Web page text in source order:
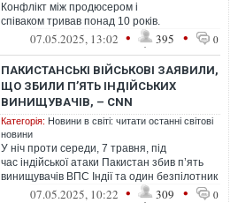
Конфлікт між продюсером і
співаком тривав понад 10 років.
07.05.2025, 13:02 • 395 • 0
ПАКИСТАНСЬКІ ВІЙСЬКОВІ ЗАЯВИЛИ,
ЩО ЗБИЛИ П’ЯТЬ ІНДІЙСЬКИХ
ВИНИЩУВАЧІВ, – CNN
Категорія: Новини в світі: читати останні світові
новини
У ніч проти середи, 7 травня, під
час індійської атаки Пакистан збив п’ять
винищувачів ВПС Індії та один безпілотник
07.05.2025, 10:22 • 309 • 0